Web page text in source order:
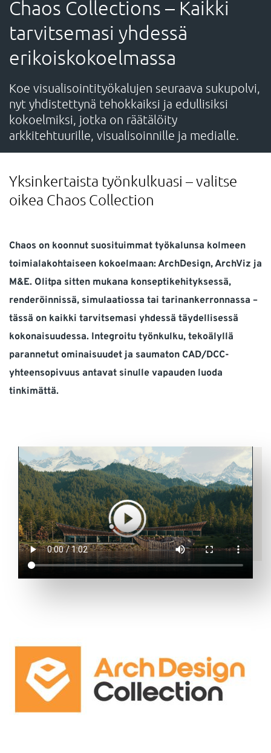
TUKI
VERKKOKAUPPA
Tarvitsetko apua?
Myynti:info-fi@nti-group.comMyynti puh. 010 3266 780
Tuki:support-fi@nti-group.com
Suomi NTI Group Brasil Danmark
Norge
Sverige UK
Chaos Collections – Kaikki
tarvitsemasi yhdessä
erikoiskokoelmassa
Koe visualisointityökalujen seuraava sukupolvi,
nyt yhdistettynä tehokkaiksi ja edullisiksi
kokoelmiksi, jotka on räätälöity
arkkitehtuurille, visualisoinnille ja medialle.
Yksinkertaista työnkulkuasi – valitse
oikea Chaos Collection
Chaos on koonnut suosituimmat työkalunsa kolmeen
toimialakohtaiseen kokoelmaan: ArchDesign, ArchViz ja
M&E. Olitpa sitten mukana konseptikehityksessä,
renderöinnissä, simulaatiossa tai tarinankerronnassa –
tässä on kaikki tarvitsemasi yhdessä täydellisessä
kokonaisuudessa. Integroitu työnkulku, tekoälyllä
parannetut ominaisuudet ja saumaton CAD/DCC-
yhteensopivuus antavat sinulle vapauden luoda
tinkimättä.